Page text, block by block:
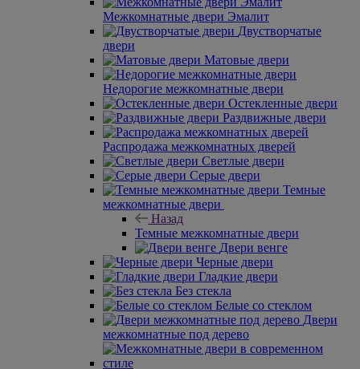
Межкомнатные двери Эмалит
Двустворчатые
двери
Матовые двери
Недорогие межкомнатные двери
Остекленные двери
Раздвижные двери
Распродажа межкомнатных дверей
Светлые двери
Серые двери
Темные
межкомнатные двери
Назад
Темные межкомнатные двери
Двери венге
Черные двери
Гладкие двери
Без стекла
Белые со стеклом
Двери
межкомнатные под дерево